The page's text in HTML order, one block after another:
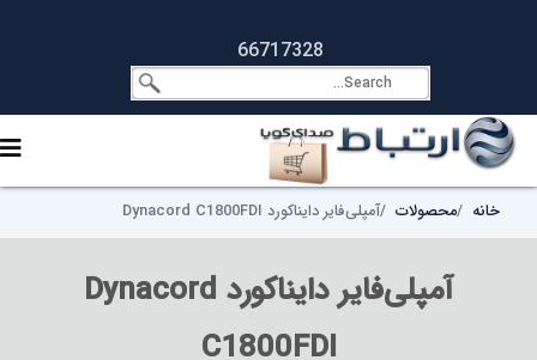
66717328
خانه محصولات آمپلی‌فایر دایناکورد Dynacord C1800FDI
آمپلی‌فایر دایناکورد Dynacord
C1800FDI